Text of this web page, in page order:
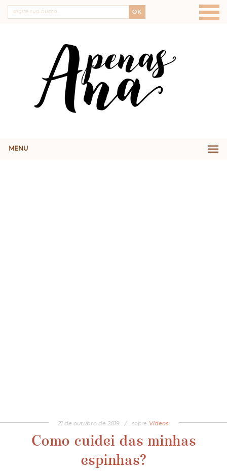
OK
MENU
21 de outubro de 2019 / sobre Vídeos
Como cuidei das minhas
espinhas?